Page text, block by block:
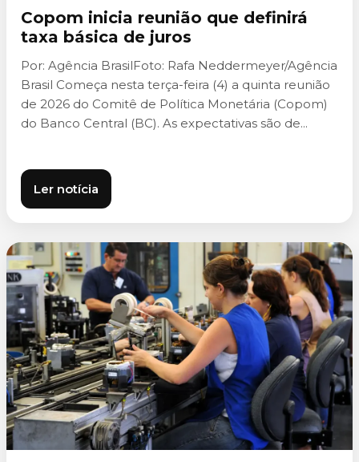
Copom inicia reunião que definirá
taxa básica de juros
Por: Agência BrasilFoto: Rafa Neddermeyer/Agência
Brasil Começa nesta terça-feira (4) a quinta reunião
de 2026 do Comitê de Política Monetária (Copom)
do Banco Central (BC). As expectativas são de...
Ler notícia